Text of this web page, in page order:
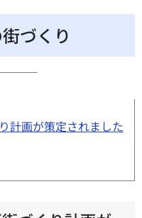
づくり
計画が策定されました